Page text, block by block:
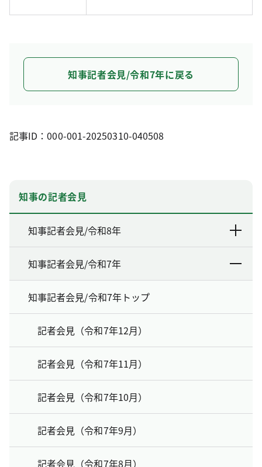
知事記者会見/令和7年に戻る
記事ID：000-001-20250310-040508
知事の記者会見
知事記者会見/令和8年
知事記者会見/令和7年
知事記者会見/令和7年トップ
記者会見（令和7年12月）
記者会見（令和7年11月）
記者会見（令和7年10月）
記者会見（令和7年9月）
記者会見（令和7年8月）